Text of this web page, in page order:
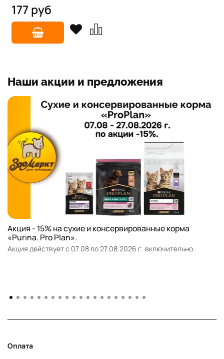
177 руб
Наши акции и предложения
Акция - 15% на сухие и консервированные корма
«Purina. Pro Plan».
Акция действует с 07.08 по 27.08.2026 г. включительно.
Оплата